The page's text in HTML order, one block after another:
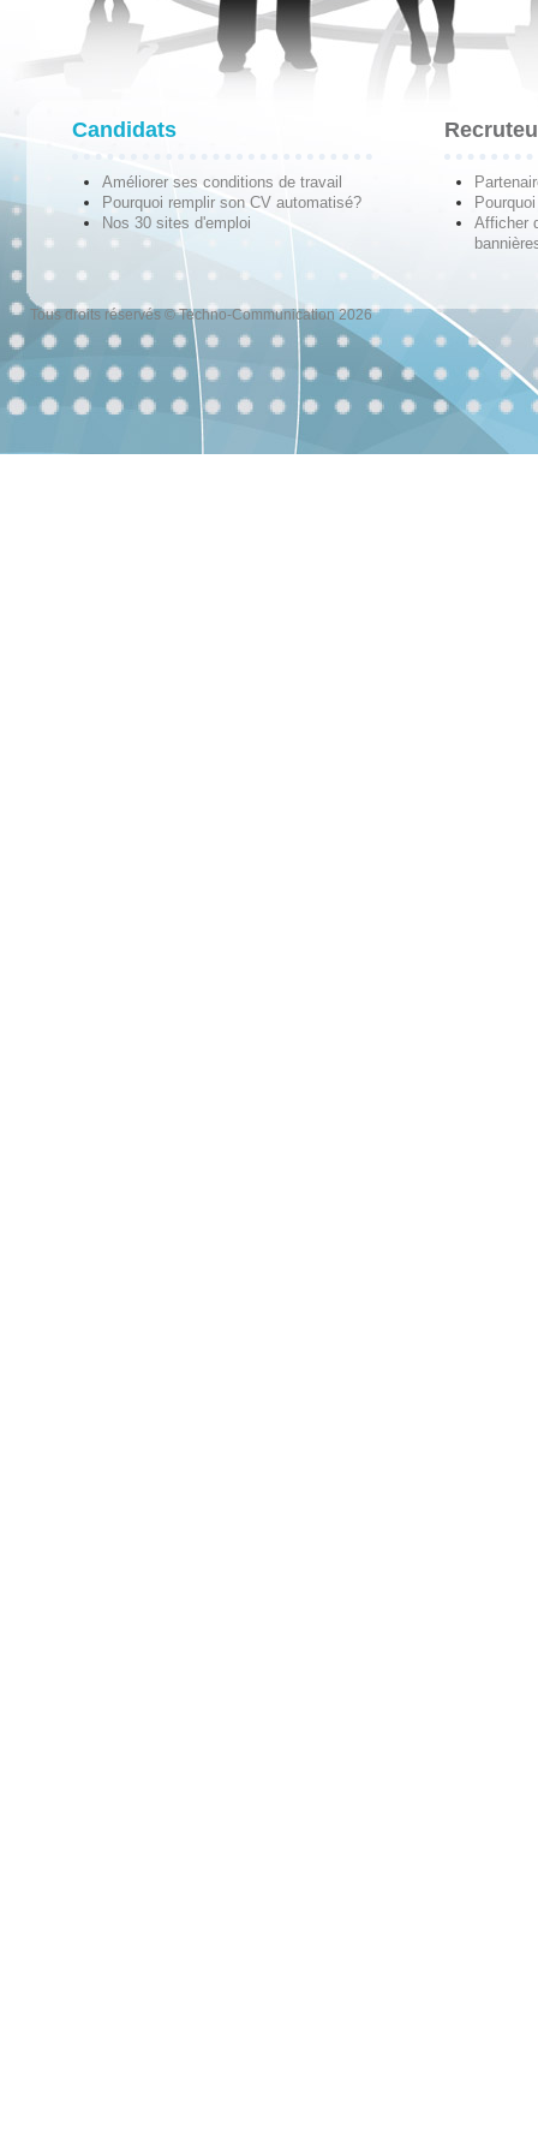
Candidats
Améliorer ses conditions de travail
Pourquoi remplir son CV automatisé?
Nos 30 sites d'emploi
Afficher
Tous droits réservés © Techno-Communication 2026